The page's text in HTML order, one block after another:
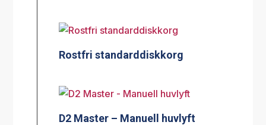
Rostfri standarddiskkorg
D2 Master – Manuell huvlyft